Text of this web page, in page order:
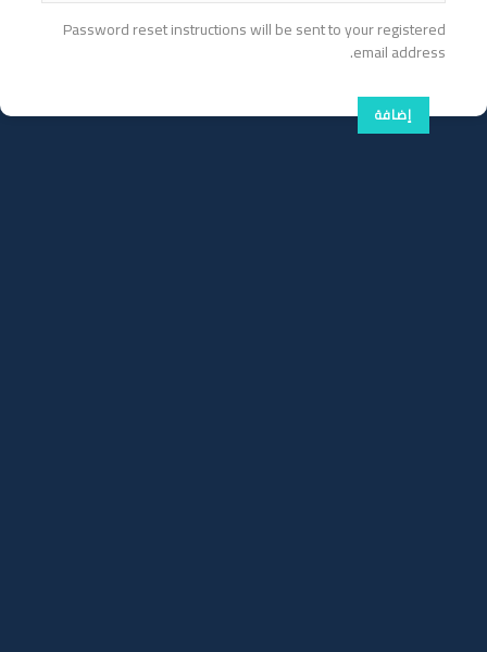
Password reset instructions will be sent to your registered
email address.